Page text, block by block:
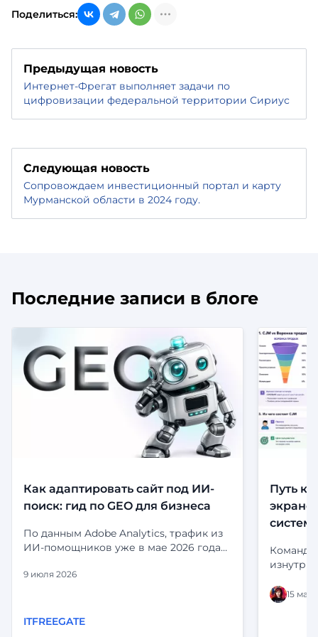
Поделиться:
Предыдущая новость
Интернет-Фрегат выполняет задачи по
цифровизации федеральной территории Сириус
Следующая новость
Сопровождаем инвестиционный портал и карту
Мурманской области в 2024 году.
Последние записи в блоге
Как адаптировать сайт под ИИ-
поиск: гид по GEO для бизнеса
По данным Adobe Analytics, трафик из
ИИ-помощников уже в мае 2026 года
визит, чем органический поиск.
— они дольше остаются, глубже
9 июля 2026
ITFREEGATE
Путь
Команда
15 мая